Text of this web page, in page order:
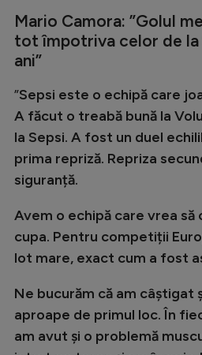
Handbal
Natație
Gimnastică
Auto
Rugby
Alte sporturi
JO 2024
JO 2026
Mario Camora: ”Golul
tot împotriva celor de la
ani”
”Sepsi este o echipă care
A făcut o treabă bună la
la Sepsi. A fost un duel
prima repriză. Repriza
siguranță.
Avem o echipă care vrea
cupa. Pentru competiții
lot mare, exact cum a fost
Ne bucurăm că am câștigat
aproape de primul loc. În
am avut și o problemă